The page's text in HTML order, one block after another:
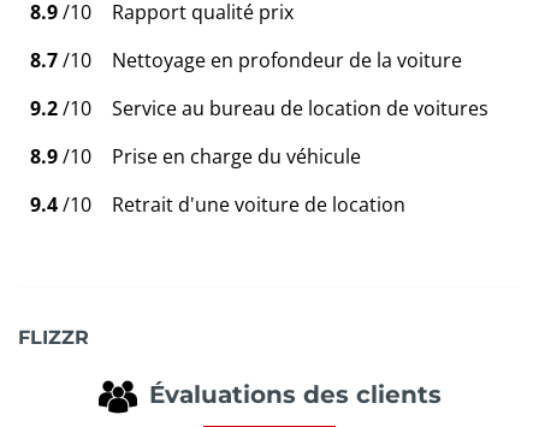
8.9/10
Rapport qualité prix
8.7/10
Nettoyage en profondeur de la voiture
9.2/10
Service au bureau de location de voitures
8.9/10
Prise en charge du véhicule
9.4/10 Retrait d'une voiture de location
FLIZZR
Évaluations des clients